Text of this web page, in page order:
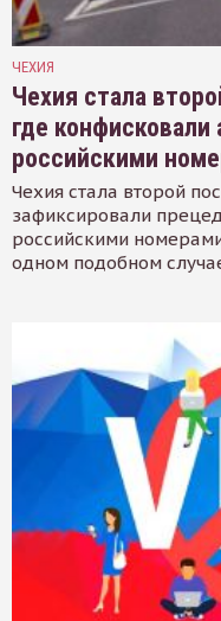
ЧЕХИЯ
Чехия стала
где конфисковали
российскими
Чехия стала второй
зафиксировали
российскими
одном подобном